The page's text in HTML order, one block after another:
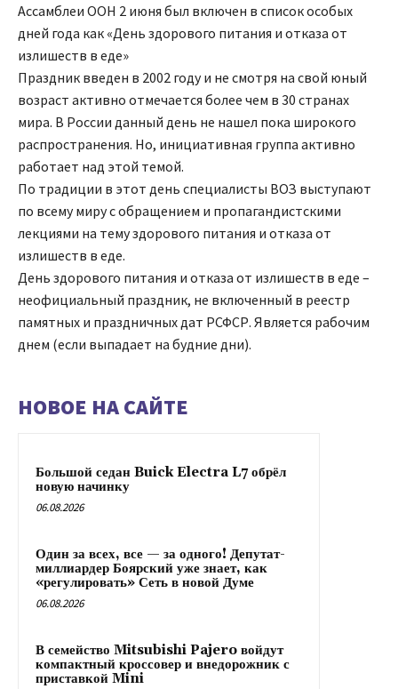
Ассамблеи ООН 2 июня был включен в список особых
дней года как «День здорового питания и отказа от
излишеств в еде»
Праздник введен в 2002 году и не смотря на свой юный
возраст активно отмечается более чем в 30 странах
мира. В России данный день не нашел пока широкого
распространения. Но, инициативная группа активно
работает над этой темой.
По традиции в этот день специалисты ВОЗ выступают
по всему миру с обращением и пропагандистскими
лекциями на тему здорового питания и отказа от
излишеств в еде.
День здорового питания и отказа от излишеств в еде –
неофициальный праздник, не включенный в реестр
памятных и праздничных дат РСФСР. Является рабочим
днем (если выпадает на будние дни).
НОВОЕ НА САЙТЕ
Большой седан Buick Electra L7 обрёл
новую начинку
06.08.2026
Один за всех, все — за одного! Депутат-
миллиардер Боярский уже знает, как
«регулировать» Сеть в новой Думе
06.08.2026
В семейство Mitsubishi Pajero войдут
компактный кроссовер и внедорожник с
приставкой Mini